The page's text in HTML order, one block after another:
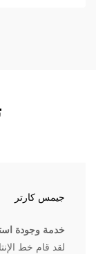
جيمس كارتر
خدمة وجودة